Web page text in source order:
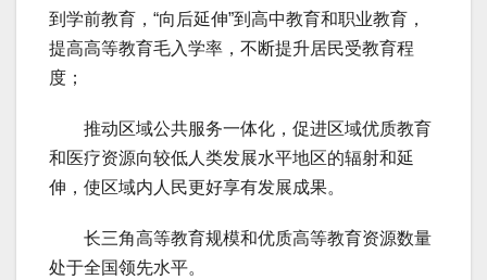
到学前教育，“向后延伸”到高中教育和职业教育，
提高高等教育毛入学率，不断提升居民受教育程
度；
推动区域公共服务一体化，促进区域优质教育
和医疗资源向较低人类发展水平地区的辐射和延
伸，使区域内人民更好享有发展成果。
长三角高等教育规模和优质高等教育资源数量
处于全国领先水平。